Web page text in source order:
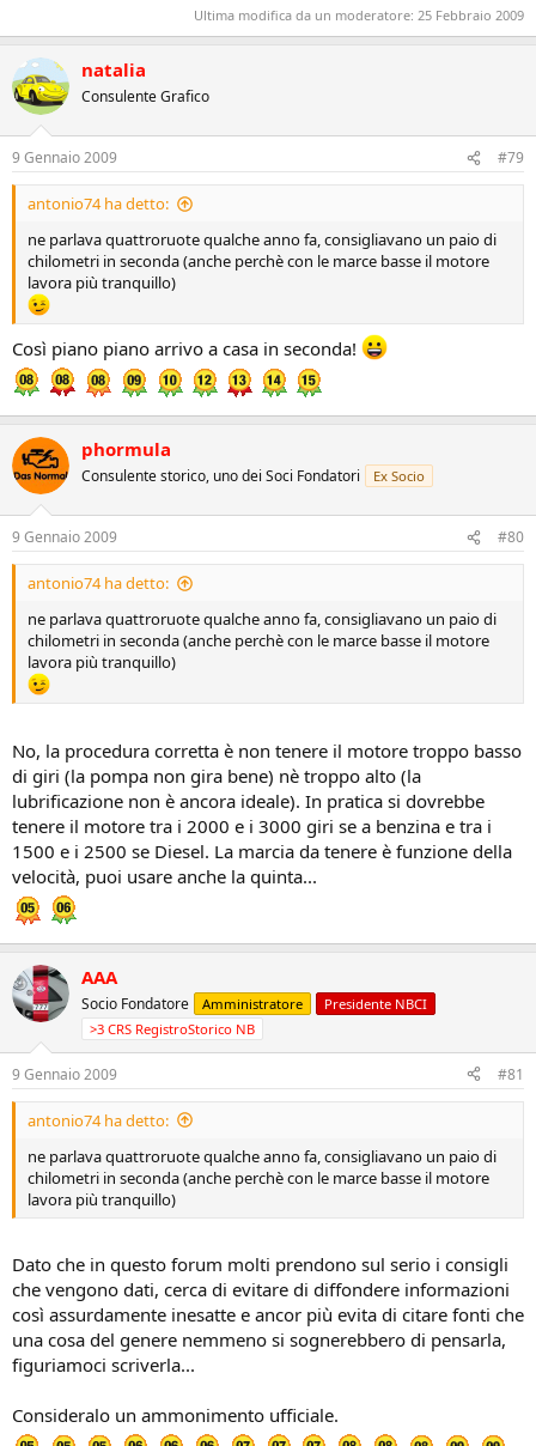
Ultima modifica da un moderatore: 25 Febbraio 2009
natalia
Consulente Grafico
9 Gennaio 2009 #79
antonio74 ha detto:
ne parlava quattroruote qualche anno fa, consigliavano un paio di
chilometri in seconda (anche perchè con le marce basse il motore
lavora più tranquillo)
Così piano piano arrivo a casa in seconda!
phormula
Consulente storico, uno dei Soci Fondatori Ex Socio
9 Gennaio 2009 #80
antonio74 ha detto:
ne parlava quattroruote qualche anno fa, consigliavano un paio di
chilometri in seconda (anche perchè con le marce basse il motore
lavora più tranquillo)
No, la procedura corretta è non tenere il motore troppo basso
di giri (la pompa non gira bene) nè troppo alto (la
lubrificazione non è ancora ideale). In pratica si dovrebbe
tenere il motore tra i 2000 e i 3000 giri se a benzina e tra i
1500 e i 2500 se Diesel. La marcia da tenere è funzione della
velocità, puoi usare anche la quinta...
AAA
Socio Fondatore Amministratore
Presidente NBCI
>3 CRS RegistroStorico NB
9 Gennaio 2009 #81
antonio74 ha detto:
ne parlava quattroruote qualche anno fa, consigliavano un paio di
chilometri in seconda (anche perchè con le marce basse il motore
lavora più tranquillo)
Dato che in questo forum molti prendono sul serio i consigli
che vengono dati, cerca di evitare di diffondere informazioni
così assurdamente inesatte e ancor più evita di citare fonti che
una cosa del genere nemmeno si sognerebbero di pensarla,
figuriamoci scriverla...
Consideralo un ammonimento ufficiale.